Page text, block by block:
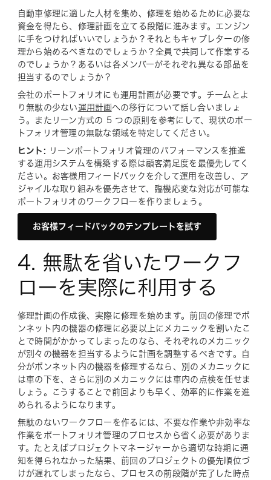
自動車修理に適した人材を集め、修理を始めるために必要な
資金を得たら、修理計画を立てる段階に進みます。エンジン
に手をつければいいでしょうか？それともキャブレターの修
理から始めるべきなのでしょうか？全員で共同して作業する
のでしょうか？あるいは各メンバーがそれぞれ異なる部品を
担当するのでしょうか？
会社のポートフォリオにも運用計画が必要です。チームとよ
り無駄の少ない運用計画への移行について話し合いましょ
う。またリーン方式の 5 つの原則を参考にして、現状のポー
トフォリオ管理の無駄な領域を特定してください。
ヒント:
リーンポートフォリオ管理のパフォーマンスを推進
する運用システムを構築する際は顧客満足度を最優先してく
ださい。お客様用フィードバックを介して運用を改善し、ア
ジャイルな取り組みを優先させて、臨機応変な対応が可能な
ポートフォリオのワークフローを作りましょう。
お客様フィードバックのテンプレートを試す
4. 無駄を省いたワークフ
ローを実際に利用する
修理計画の作成後、実際に修理を始めます。前回の修理でボ
ンネット内の機器の修理に必要以上にメカニックを割いたこ
とで時間がかかってしまったのなら、それぞれのメカニック
が別々の機器を担当するように計画を調整するべきです。自
分がボンネット内の機器を修理するなら、別のメカニックに
は車の下を、さらに別のメカニックには車内の点検を任せま
しょう。こうすることで前回よりも早く、効率的に作業を進
められるようになります。
無駄のないワークフローを作るには、不要な作業や非効率な
作業をポートフォリオ管理のプロセスから省く必要がありま
す。たとえばプロジェクトマネージャーから適切な時期に通
知を得られなかった結果、前回のプロジェクトの優先順位づ
けが遅れてしまったなら、プロセスの前段階が完了した時点